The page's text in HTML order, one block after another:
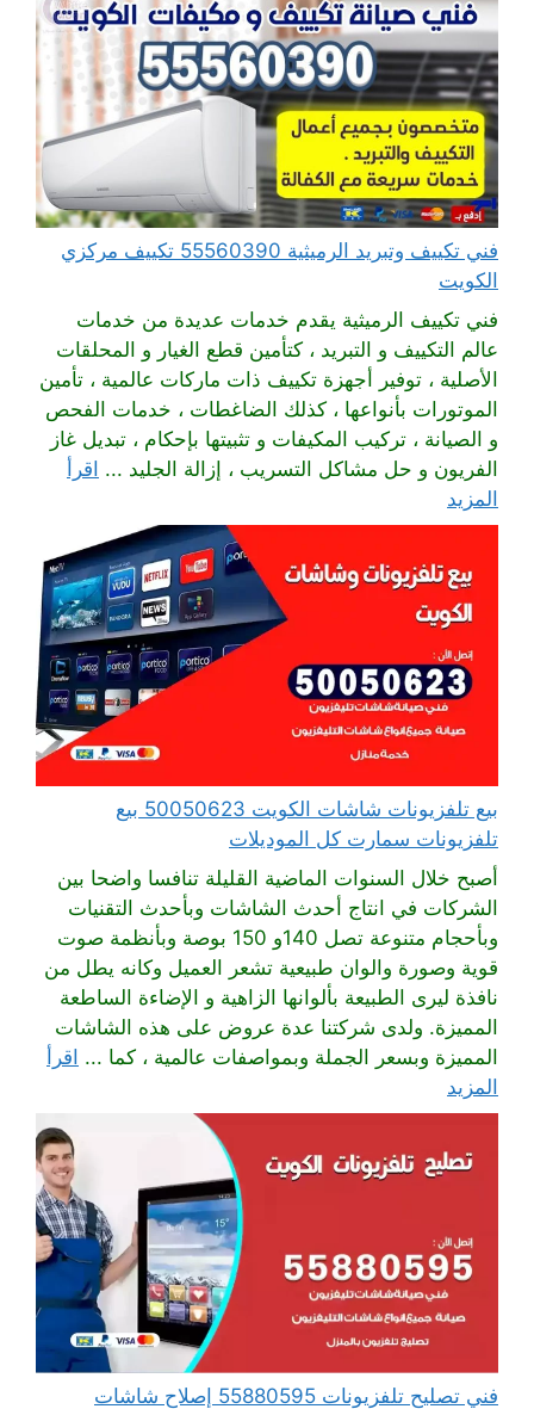
فني تكييف وتبريد الرميثية 55560390 تكييف مركزي
الكويت
فني تكييف الرميثية يقدم خدمات عديدة من خدمات
عالم التكييف و التبريد ، كتأمين قطع الغيار و المحلقات
الأصلية ، توفير أجهزة تكييف ذات ماركات عالمية ، تأمين
الموتورات بأنواعها ، كذلك الضاغطات ، خدمات الفحص
و الصيانة ، تركيب المكيفات و تثبيتها بإحكام ، تبديل غاز
الفريون و حل مشاكل التسريب ، إزالة الجليد ... اقرأ
المزيد
بيع تلفزيونات شاشات الكويت 50050623 بيع
تلفزيونات سمارت كل الموديلات
أصبح خلال السنوات الماضية القليلة تنافسا واضحا بين
الشركات في انتاج أحدث الشاشات وبأحدث التقنيات
وبأحجام متنوعة تصل 140و 150 بوصة وبأنظمة صوت
قوية وصورة والوان طبيعية تشعر العميل وكانه يطل من
نافذة ليرى الطبيعة بألوانها الزاهية و الإضاءة الساطعة
المميزة. ولدى شركتنا عدة عروض على هذه الشاشات
المميزة وبسعر الجملة وبمواصفات عالمية ، كما ... اقرأ
المزيد
فني تصليح تلفزيونات 55880595 إصلاح شاشات